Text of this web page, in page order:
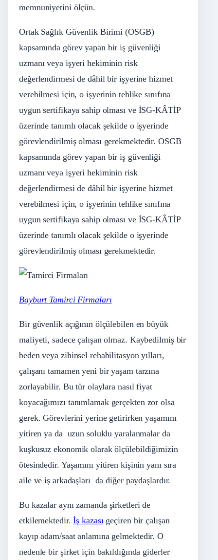
memnuniyetini ölçün.
Ortak Sağlık Güvenlik Birimi (OSGB)
kapsamında görev yapan bir iş güvenliği
uzmanı veya işyeri hekiminin risk
değerlendirmesi de dâhil bir işyerine hizmet
verebilmesi için, o işyerinin tehlike sınıfına
uygun sertifikaya sahip olması ve İSG-KÂTİP
üzerinde tanımlı olacak şekilde o işyerinde
görevlendirilmiş olması gerekmektedir. OSGB
kapsamında görev yapan bir iş güvenliği
uzmanı veya işyeri hekiminin risk
değerlendirmesi de dâhil bir işyerine hizmet
verebilmesi için, o işyerinin tehlike sınıfına
uygun sertifikaya sahip olması ve İSG-KÂTİP
üzerinde tanımlı olacak şekilde o işyerinde
görevlendirilmiş olması gerekmektedir.
Bayburt Tamirci Firmaları
Bir güvenlik açığının ölçülebilen en büyük
maliyeti, sadece çalışan olmaz. Kaybedilmiş bir
beden veya zihinsel rehabilitasyon yılları,
çalışanı tamamen yeni bir yaşam tarzına
zorlayabilir. Bu tür olaylara nasıl fiyat
koyacağımızı tanımlamak gerçekten zor olsa
gerek. Görevlerini yerine getirirken yaşamını
yitiren ya da uzun soluklu yaralanmalar da
kuşkusuz ekonomik olarak ölçülebildiğimizin
ötesindedir. Yaşamını yitiren kişinin yanı sıra
aile ve iş arkadaşları da diğer paydaşlardır.
Bu kazalar aynı zamanda şirketleri de
etkilemektedir.İş kazası geçiren bir çalışan
kayıp adam/saat anlamına gelmektedir. O
nedenle bir şirket için bakıldığında giderler